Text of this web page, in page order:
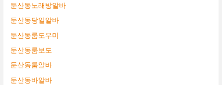
둔산동노래방알바
둔산동당일알바
둔산동룸도우미
둔산동룸보도
둔산동룸알바
둔산동바알바